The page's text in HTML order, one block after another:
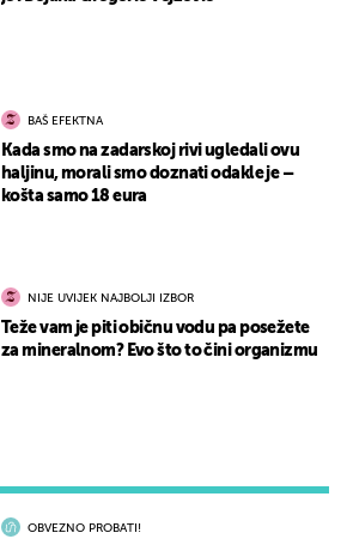
OBVEZNO PROBATI!
BAŠ EFEKTNA
Kada smo na zadarskoj rivi ugledali ovu
haljinu, morali smo doznati odakle je –
košta samo 18 eura
NIJE UVIJEK NAJBOLJI IZBOR
Teže vam je piti običnu vodu pa posežete
za mineralnom? Evo što to čini organizmu